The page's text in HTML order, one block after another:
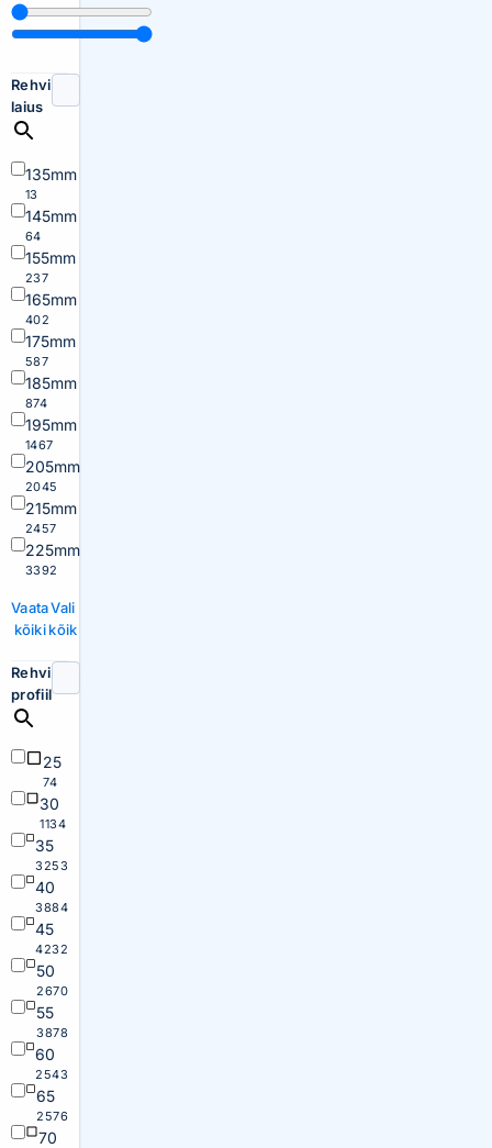
Rehvi
laius
135mm
13
145mm
64
155mm
237
165mm
402
175mm
587
185mm
874
195mm
1467
205mm
2045
215mm
2457
225mm
3392
Vaata
kõiki
Vali
kõik
Rehvi
profiil
25
74
30
1134
35
3253
40
3884
45
4232
50
2670
55
3878
60
2543
65
2576
70